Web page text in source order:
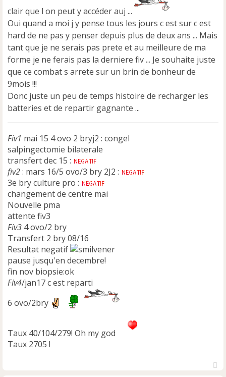
u
clair que l on peut y accéder auj ...
Oui quand a moi j y pense tous les jours c est sur c est
hard de ne pas y penser depuis plus de deux ans ... Mais
tant que je ne serais pas prete et au meilleure de ma
forme je ne ferais pas la derniere fiv ... Je souhaite juste
que ce combat s arrete sur un brin de bonheur de
9mois !!!
Donc juste un peu de temps histoire de recharger les
batteries et de repartir gagnante ...
Fiv1 mai 15 4 ovo 2 bryj2 : congel
salpingectomie bilaterale
transfert dec 15 :
fiv2: mars 16/5 ovo/3 bry 2J2 :
3e bry culture pro :
changement de centre mai
Nouvelle pma
attente fiv3
Fiv3 4 ovo/2 bry
Transfert 2 bry 08/16
Resultat negatif
pause jusqu'en decembre!
fin nov biopsie:ok
Fiv4/jan17 c est reparti
6 ovo/2bry
Taux 40/104/279! Oh my god
Taux 2705 !